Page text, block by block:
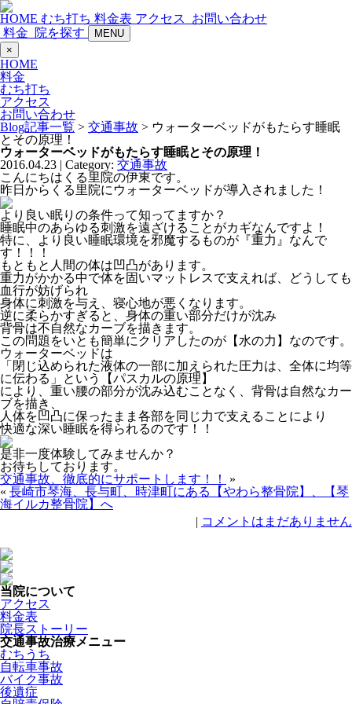
HOME むち打ち 料金表 アクセス
お問い合わせ
料金
院を探す
MENU
×
HOME
料金
むち打ち
アクセス
お問い合わせ
Blog記事一覧 > 交通事故 > ウォーターベッドがもたらす睡眠
とその原理！
ウォーターベッドがもたらす睡眠とその原理！
2016.04.23 | Category: 交通事故
こんにちはくる里院の伊東です。
昨日からくる里院にウォーターベッドが導入されました！
より良い眠りの条件って知ってますか？
睡眠中のあらゆる刺激を遠ざけることがカギなんですよ！
特に、より良い睡眠環境を邪魔するものが『重力』なんで
す！！！
もともと人間の体は凹凸があります。
重力がかかる中で体を固いマットレスで支えれば、どうしても
血行が妨げられ
身体に刺激を与え、寝心地が悪くなります。
逆に柔らかすぎると、身体の重い部分だけが沈み
背骨は不自然なカーブを描きます。
この問題をいとも簡単にクリアしたのが【水の力】なのです。
ウォーターベッドは
「閉じ込められた液体の一部に加えられた圧力は、全体に均等
に伝わる」という【パスカルの原理】
により、重い腰の部分が沈み込むことなく、背骨は自然なカー
ブを描き、
人体を凹凸に保ったまま各部を同じ力で支えることにより
快適な深い睡眠を得られるのです！！
是非一度体験してみませんか？
お待ちしております。
交通事故、徹底的にサポートします！！
»
« 長崎市琴海、長与町、時津町にある【やわら整骨院】、【琴
海イルカ整骨院】へ
| コメントはまだありません
当院について
アクセス
料金表
院長ストーリー
交通事故治療メニュー
むちうち
自転車事故
バイク事故
後遺症